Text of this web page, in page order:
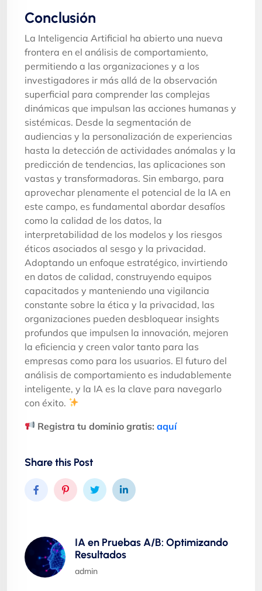
Conclusión
La Inteligencia Artificial ha abierto una nueva
frontera en el análisis de comportamiento,
permitiendo a las organizaciones y a los
investigadores ir más allá de la observación
superficial para comprender las complejas
dinámicas que impulsan las acciones humanas y
sistémicas. Desde la segmentación de
audiencias y la personalización de experiencias
hasta la detección de actividades anómalas y la
predicción de tendencias, las aplicaciones son
vastas y transformadoras. Sin embargo, para
aprovechar plenamente el potencial de la IA en
este campo, es fundamental abordar desafíos
como la calidad de los datos, la
interpretabilidad de los modelos y los riesgos
éticos asociados al sesgo y la privacidad.
Adoptando un enfoque estratégico, invirtiendo
en datos de calidad, construyendo equipos
capacitados y manteniendo una vigilancia
constante sobre la ética y la privacidad, las
organizaciones pueden desbloquear insights
profundos que impulsen la innovación, mejoren
la eficiencia y creen valor tanto para las
empresas como para los usuarios. El futuro del
análisis de comportamiento es indudablemente
inteligente, y la IA es la clave para navegarlo
con éxito.
Registra tu dominio gratis:aquí
Share this Post
IA en Pruebas A/B: Optimizando
Resultados
admin